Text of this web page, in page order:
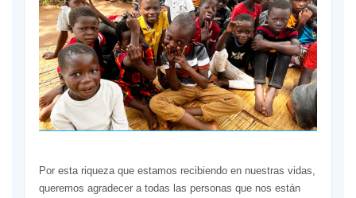
Por esta riqueza que estamos recibiendo en nuestras vidas,
queremos agradecer a todas las personas que nos están